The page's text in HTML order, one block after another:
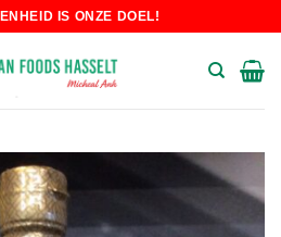
IS ONZE DOEL!